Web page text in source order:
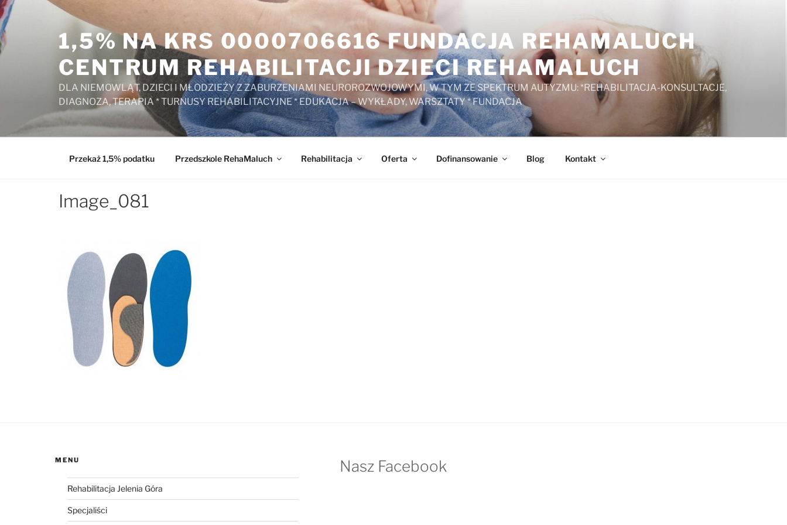
Przejdź
do
treści
1,5% NA KRS 0000706616 FUNDACJA REHAMALUCH
CENTRUM REHABILITACJI DZIECI REHAMALUCH
DLA NIEMOWLĄT, DZIECI I MŁODZIEŻY Z ZABURZENIAMI NEUROROZWOJOWYMI, W TYM ZE SPEKTRUM AUTYZMU: *REHABILITACJA-KONSULTACJE,
DIAGNOZA, TERAPIA * TURNUSY REHABILITACYJNE * EDUKACJA – WYKŁADY, WARSZTATY * FUNDACJA
Przekaż 1,5% podatku Przedszkole RehaMaluch Rehabilitacja Oferta Dofinansowanie Blog Kontakt
Image_081
MENU
Rehabilitacja Jelenia Góra
Specjaliści
Nasz Facebook